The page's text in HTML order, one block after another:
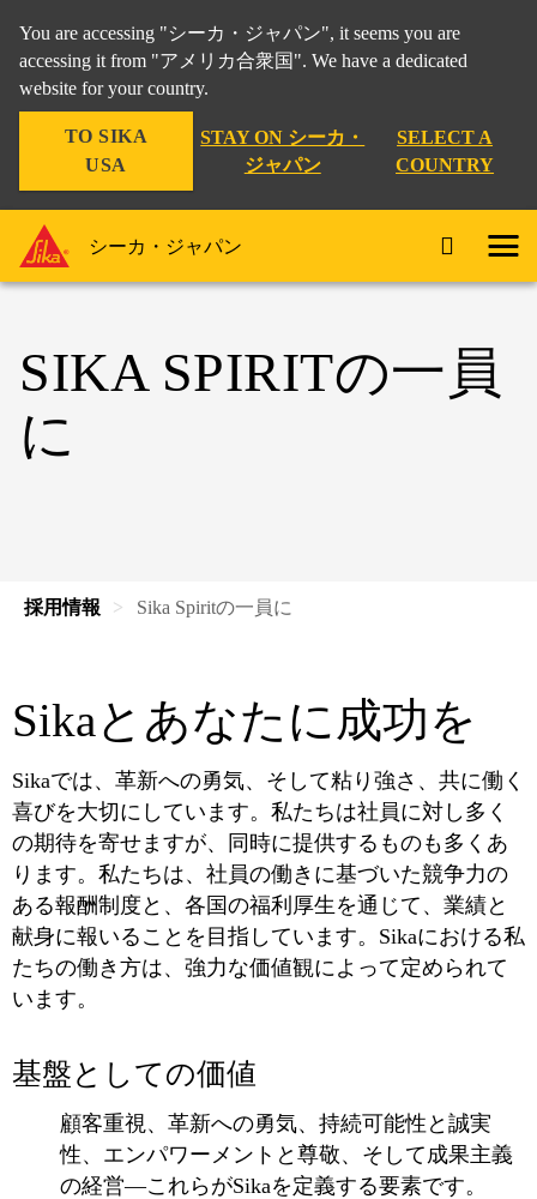
You are accessing "シーカ・ジャパン", it seems you are
accessing it from "アメリカ合衆国". We have a dedicated
website for your country.
TO SIKA
USA
STAY ON シーカ・
ジャパン
SELECT A
COUNTRY
シーカ・ジャパン
SIKA SPIRITの一員
に
採用情報 Sika Spiritの一員に
Sikaとあなたに成功を
Sikaでは、革新への勇気、そして粘り強さ、共に働く
喜びを大切にしています。私たちは社員に対し多く
の期待を寄せますが、同時に提供するものも多くあ
ります。私たちは、社員の働きに基づいた競争力の
ある報酬制度と、各国の福利厚生を通じて、業績と
献身に報いることを目指しています。Sikaにおける私
たちの働き方は、強力な価値観によって定められて
います。
基盤としての価値
顧客重視、革新への勇気、持続可能性と誠実
性、エンパワーメントと尊敬、そして成果主義
の経営―これらがSikaを定義する要素です。